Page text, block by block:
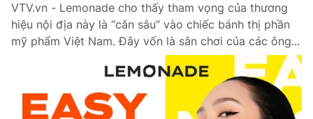
VTV.vn - Lemonade cho thấy tham vọng của thương
hiệu nội địa này là “cắn sâu” vào chiếc bánh thị phần
mỹ phẩm Việt Nam. Đây vốn là sân chơi của các ông...